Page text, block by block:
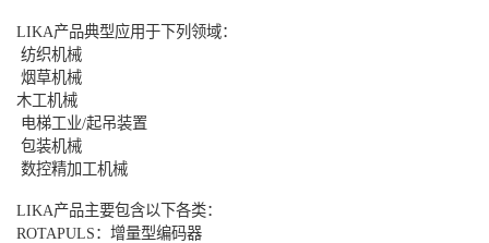
LIKA产品典型应用于下列领域：
纺织机械
烟草机械
木工机械
电梯工业/起吊装置
包装机械
数控精加工机械
LIKA产品主要包含以下各类：
ROTAPULS：增量型编码器